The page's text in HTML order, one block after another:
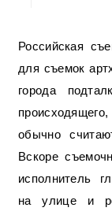
Российская съемочная группа приезжает в Варанаси
для съемок
города
обычно
Вскоре
исполнитель
на улице и